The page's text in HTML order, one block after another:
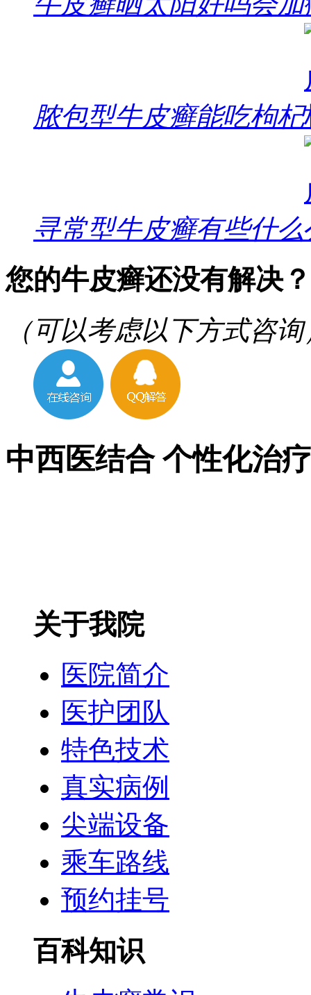
脓包型牛皮癣能吃枸杞
寻常型牛皮癣有些什么
您的牛皮癣还没有解决？
（可以考虑以下方式咨询
中西医结合 个性化治
关于我院
医院简介
医护团队
特色技术
真实病例
尖端设备
乘车路线
预约挂号
百科知识